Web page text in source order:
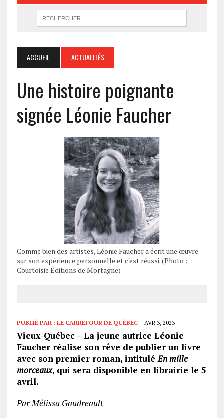
ACCUEIL ACTUALITÉS
Une histoire poignante
signée Léonie Faucher
Comme bien des artistes, Léonie Faucher a écrit une œuvre
sur son expérience personnelle et c'est réussi. (Photo :
Courtoisie Éditions de Mortagne)
PUBLIÉ PAR : LE CARREFOUR DE QUÉBEC AVR 3, 2023
Vieux-Québec – La jeune autrice Léonie
Faucher réalise son rêve de publier un livre
avec son premier roman, intituléEn mille
morceaux, qui sera disponible en librairie le 5
avril.
Par Mélissa Gaudreault